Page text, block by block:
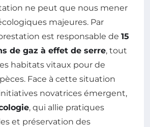
ne peut que nous mener
majeures. Par
est responsable de 15
de gaz à effet de serre, tout
habitats vitaux pour de
Face à cette situation
novatrices émergent,
, qui allie pratiques
et préservation des